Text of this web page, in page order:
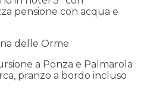
pensione con acqua e
delle Orme
a Ponza e Palmarola
pranzo a bordo incluso